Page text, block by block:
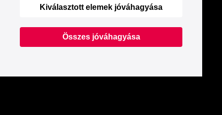
Kiválasztott elemek jóváhagyása
Összes jóváhagyása